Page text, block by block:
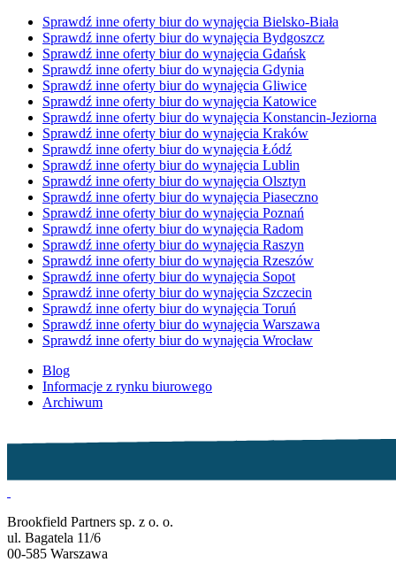
Sprawdź inne oferty biur do wynajęcia Bielsko-Biała
Sprawdź inne oferty biur do wynajęcia Bydgoszcz
Sprawdź inne oferty biur do wynajęcia Gdańsk
Sprawdź inne oferty biur do wynajęcia Gdynia
Sprawdź inne oferty biur do wynajęcia Gliwice
Sprawdź inne oferty biur do wynajęcia Katowice
Sprawdź inne oferty biur do wynajęcia Konstancin-Jeziorna
Sprawdź inne oferty biur do wynajęcia Kraków
Sprawdź inne oferty biur do wynajęcia Łódź
Sprawdź inne oferty biur do wynajęcia Lublin
Sprawdź inne oferty biur do wynajęcia Olsztyn
Sprawdź inne oferty biur do wynajęcia Piaseczno
Sprawdź inne oferty biur do wynajęcia Poznań
Sprawdź inne oferty biur do wynajęcia Radom
Sprawdź inne oferty biur do wynajęcia Raszyn
Sprawdź inne oferty biur do wynajęcia Rzeszów
Sprawdź inne oferty biur do wynajęcia Sopot
Sprawdź inne oferty biur do wynajęcia Szczecin
Sprawdź inne oferty biur do wynajęcia Toruń
Sprawdź inne oferty biur do wynajęcia Warszawa
Sprawdź inne oferty biur do wynajęcia Wrocław
Blog
Informacje z rynku biurowego
Archiwum
Brookfield Partners sp. z o. o.
ul. Bagatela 11/6
00-585 Warszawa